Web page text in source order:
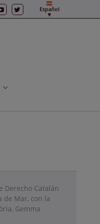
Español
Derecho Catalán
de Mar, con la
Gemma